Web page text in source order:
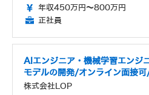
年収450万円～800万円
正社員
AIエンジニア・機械学習エンジ
モデルの開発/オンライン面接
株式会社LOP